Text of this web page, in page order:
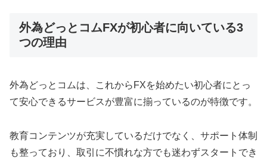
外為どっとコムFXが初心者に向いている3
つの理由
外為どっとコムは、これからFXを始めたい初心者にとっ
て安心できるサービスが豊富に揃っているのが特徴です。
教育コンテンツが充実しているだけでなく、サポート体制
も整っており、取引に不慣れな方でも迷わずスタートでき